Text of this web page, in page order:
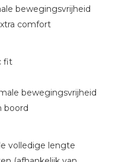
bewegingsvrijheid
comfort
fit
bewegingsvrijheid
boord
volledige lengte